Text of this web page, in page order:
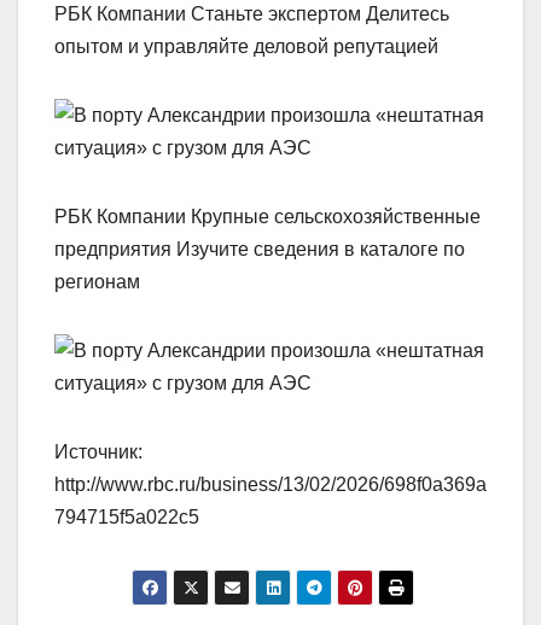
РБК Компании Станьте экспертом Делитесь
опытом и управляйте деловой репутацией
РБК Компании Крупные сельскохозяйственные
предприятия Изучите сведения в каталоге по
регионам
Источник:
http://www.rbc.ru/business/13/02/2026/698f0a369a
794715f5a022c5